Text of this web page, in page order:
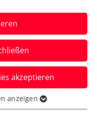
bis
oetv.tv
die Chance,
Linz in die
akzeptieren
anzeigen